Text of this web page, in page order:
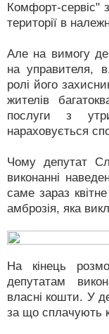
Комфорт-сервіс"
території в
Але на вимогу
на управителя,
ролі його
жителів
послуги з
нараховується
Чому депутат
виконанні
саме зараз
амброзія, яка
На кінець
депутатам
власні кошти. У
за що сплачують